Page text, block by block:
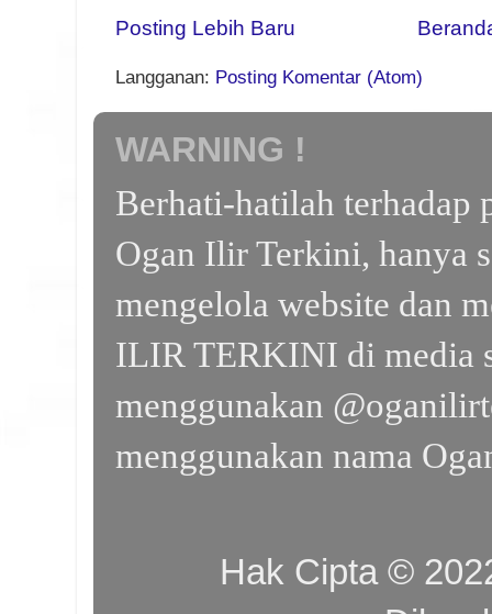
Posting Lebih Baru
Langganan: Posting Komentar (Atom)
WARNING !
Berhati-hatilah terhadap
Ogan Ilir Terkini, hanya
mengelola website dan
ILIR TERKINI di media
menggunakan
menggunakan nama
Hak Cipta ©